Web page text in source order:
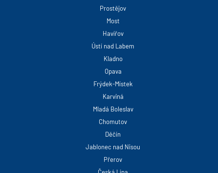
Prostějov
Most
Havířov
Ústí nad Labem
Kladno
Opava
Frýdek-Místek
Karviná
Mladá Boleslav
Chomutov
Děčín
Jablonec nad Nisou
Přerov